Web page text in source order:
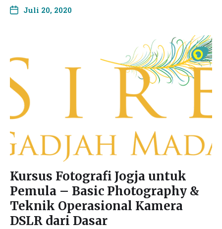
Juli 20, 2020
Kursus Fotografi Jogja untuk
Pemula – Basic Photography &
Teknik Operasional Kamera
DSLR dari Dasar